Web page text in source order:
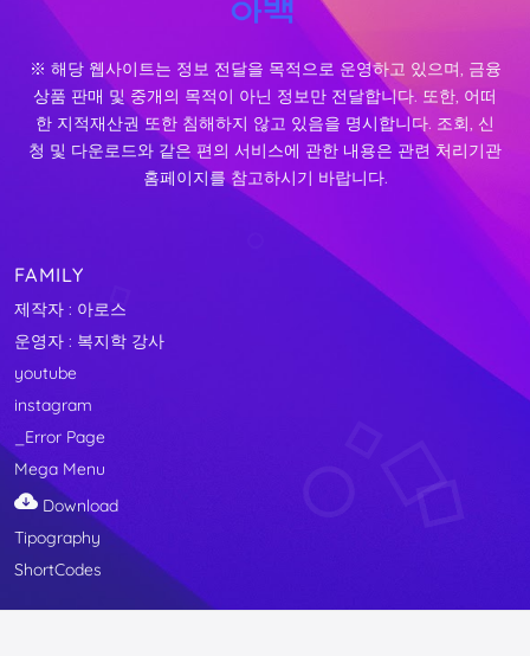
※ 해당 웹사이트는 정보 전달을 목적으로 운영하고 있으며, 금융
상품 판매 및 중개의 목적이 아닌 정보만 전달합니다. 또한, 어떠
한 지적재산권 또한 침해하지 않고 있음을 명시합니다. 조회, 신
청 및 다운로드와 같은 편의 서비스에 관한 내용은 관련 처리기관
홈페이지를 참고하시기 바랍니다.
FAMILY
제작자 : 아로스
운영자 : 복지학 강사
youtube
instagram
_Error Page
Mega Menu
Download
Tipography
ShortCodes